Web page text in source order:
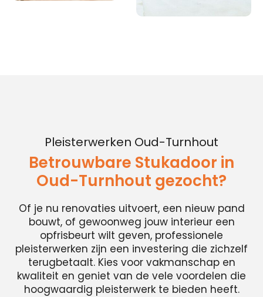
Pleisterwerken Oud-Turnhout
Betrouwbare Stukadoor in
Oud-Turnhout gezocht?
Of je nu renovaties uitvoert, een nieuw pand
bouwt, of gewoonweg jouw interieur een
opfrisbeurt wilt geven, professionele
pleisterwerken zijn een investering die zichzelf
terugbetaalt. Kies voor vakmanschap en
kwaliteit en geniet van de vele voordelen die
hoogwaardig pleisterwerk te bieden heeft.